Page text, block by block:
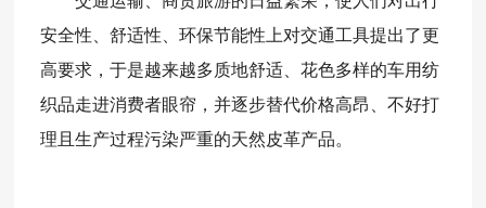
安全性、舒适性、环保节能性上对交通工具提出了更
高要求，于是越来越多质地舒适、花色多样的车用纺
织品走进消费者眼帘，并逐步替代价格高昂、不好打
理且生产过程污染严重的天然皮革产品。